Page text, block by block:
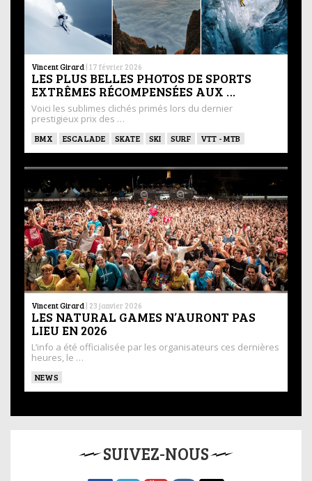
Vincent Girard | 17 février 2026
LES PLUS BELLES PHOTOS DE SPORTS
EXTRÊMES RÉCOMPENSÉES AUX …
Voici les sublimes clichés primés lors du dernier
prestigieux prix des …
BMX ESCALADE SKATE SKI SURF VTT - MTB
Vincent Girard | 23 janvier 2026
LES NATURAL GAMES N’AURONT PAS
LIEU EN 2026
L’info a été officialisée par les organisateurs ces dernières
heures, le …
NEWS
SUIVEZ-NOUS